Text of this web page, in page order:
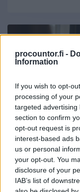
procountor.fi -
Information
If you wish to opt-
processing of your
targeted
section to confirm
opt-out request is
interest-based ads
us or personal
your opt-out. You
disclosure of your
IAB’s list of
17.6.2022 4 min
Yrittäjä,